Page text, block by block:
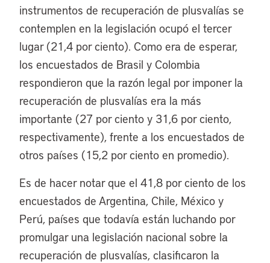
instrumentos de recuperación de plusvalías se
contemplen en la legislación ocupó el tercer
lugar (21,4 por ciento). Como era de esperar,
los encuestados de Brasil y Colombia
respondieron que la razón legal por imponer la
recuperación de plusvalías era la más
importante (27 por ciento y 31,6 por ciento,
respectivamente), frente a los encuestados de
otros países (15,2 por ciento en promedio).
Es de hacer notar que el 41,8 por ciento de los
encuestados de Argentina, Chile, México y
Perú, países que todavía están luchando por
promulgar una legislación nacional sobre la
recuperación de plusvalías, clasificaron la